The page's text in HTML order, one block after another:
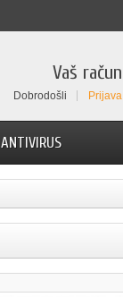
Vaš račun
Dobrodošli Prijava
ANTIVIRUS